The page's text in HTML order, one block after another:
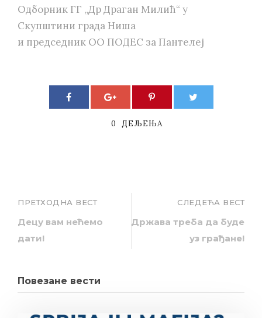
Одборник ГГ „Др Драган Милић“ у
Скупштини града Ниша
и председник ОО ПОДЕС за Пантелеј
0 ДЕЉЕЊА
ПРЕТХОДНА ВЕСТ
Децу вам нећемо
дати!
СЛЕДЕЋА ВЕСТ
Држава треба да буде
уз грађане!
Повезане вести